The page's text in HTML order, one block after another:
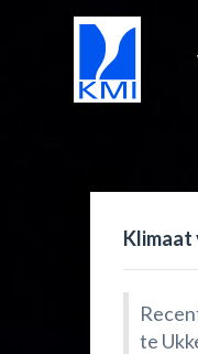
Klimaat
te